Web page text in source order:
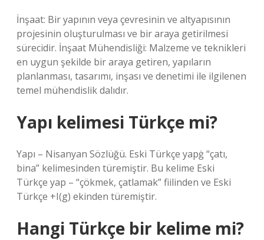
İnşaat: Bir yapının veya çevresinin ve altyapısının
projesinin oluşturulması ve bir araya getirilmesi
sürecidir. İnşaat Mühendisliği: Malzeme ve teknikleri
en uygun şekilde bir araya getiren, yapıların
planlanması, tasarımı, inşası ve denetimi ile ilgilenen
temel mühendislik dalıdır.
Yapı kelimesi Türkçe mi?
Yapı – Nisanyan Sözlüğü. Eski Türkçe yapġ “çatı,
bina” kelimesinden türemiştir. Bu kelime Eski
Türkçe yap – “çökmek, çatlamak” fiilinden ve Eski
Türkçe +I(g) ekinden türemiştir.
Hangi Türkçe bir kelime mi?